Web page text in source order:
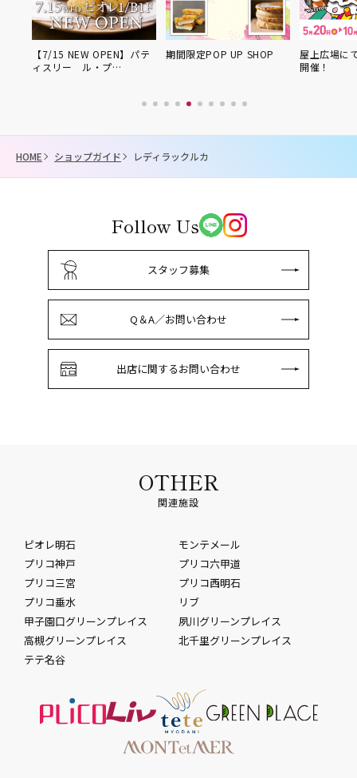
【7/15 NEW OPEN】パテ
ィスリー ル・プ…
期間限定POP UP SHOP
屋上広場に
開催！
HOME ショップガイド レディラックルカ
Follow Us
スタッフ募集
Q＆A／お問い合わせ
出店に関するお問い合わせ
OTHER
関連施設
ピオレ明石
モンテメール
プリコ神戸
プリコ六甲道
プリコ三宮
プリコ西明石
プリコ垂水
リブ
甲子園口グリーンプレイス
夙川グリーンプレイス
高槻グリーンプレイス
北千里グリーンプレイス
テテ名谷